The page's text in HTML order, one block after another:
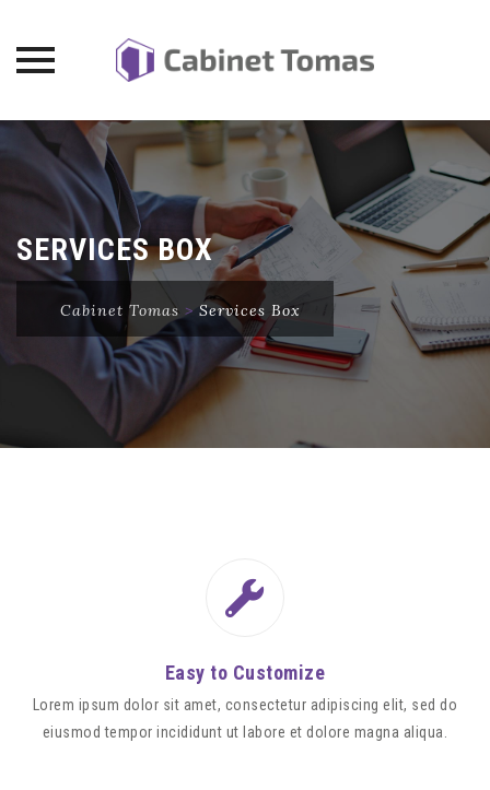
Skip
content
SERVICES BOX
Cabinet Tomas > Services Box
Easy to Customize
Lorem ipsum dolor sit amet, consectetur adipiscing elit, sed do
eiusmod tempor incididunt ut labore et dolore magna aliqua.